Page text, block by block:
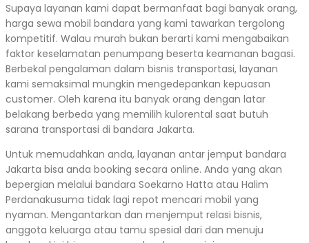
Supaya layanan kami dapat bermanfaat bagi banyak orang,
harga sewa mobil bandara yang kami tawarkan tergolong
kompetitif. Walau murah bukan berarti kami mengabaikan
faktor keselamatan penumpang beserta keamanan bagasi.
Berbekal pengalaman dalam bisnis transportasi, layanan
kami semaksimal mungkin mengedepankan kepuasan
customer. Oleh karena itu banyak orang dengan latar
belakang berbeda yang memilih kulorental saat butuh
sarana transportasi di bandara Jakarta.
Untuk memudahkan anda, layanan antar jemput bandara
Jakarta bisa anda booking secara online. Anda yang akan
bepergian melalui bandara Soekarno Hatta atau Halim
Perdanakusuma tidak lagi repot mencari mobil yang
nyaman. Mengantarkan dan menjemput relasi bisnis,
anggota keluarga atau tamu spesial dari dan menuju